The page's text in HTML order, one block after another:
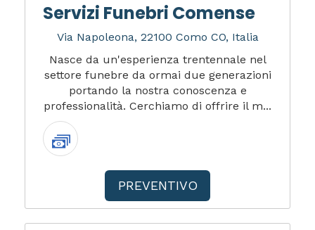
Servizi Funebri Comense
Via Napoleona, 22100 Como CO, Italia
Nasce da un'esperienza trentennale nel
settore funebre da ormai due generazioni
portando la nostra conoscenza e
professionalità. Cerchiamo di offrire il m...
PREVENTIVO